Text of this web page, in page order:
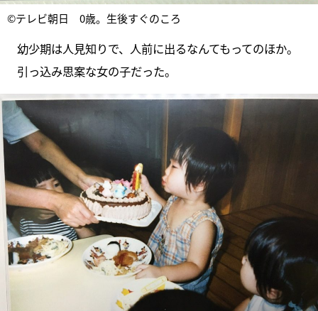
©テレビ朝日 0歳。生後すぐのころ
幼少期は人見知りで、人前に出るなんてもってのほか。
引っ込み思案な女の子だった。